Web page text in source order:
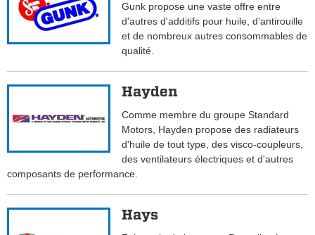
Gunk propose une vaste offre entre
d'autres d'additifs pour huile, d'antirouille
et de nombreux autres consommables de
qualité.
Hayden
Comme membre du groupe Standard
Motors, Hayden propose des radiateurs
d'huile de tout type, des visco-coupleurs,
des ventilateurs électriques et d'autres
composants de performance.
Hays